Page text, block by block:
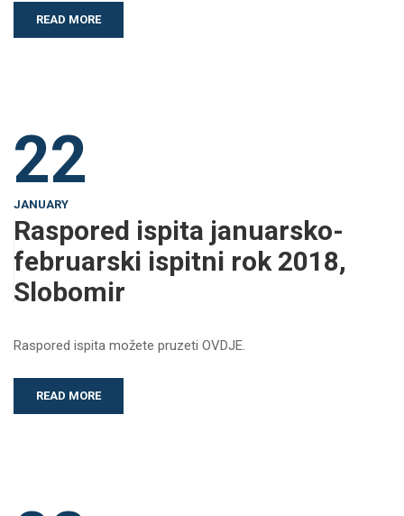
READ MORE
22
JANUARY
Raspored ispita januarsko-
februarski ispitni rok 2018,
Slobomir
Raspored ispita možete pruzeti OVDJE.
READ MORE